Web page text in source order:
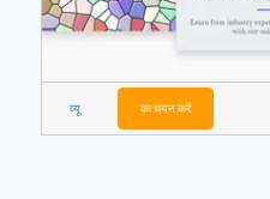
व्यू का चयन करें